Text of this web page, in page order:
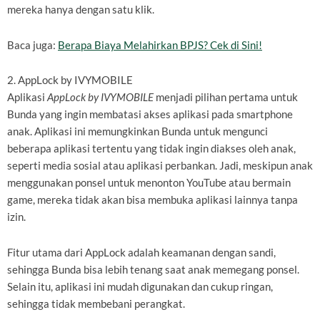
mereka hanya dengan satu klik.
Baca juga: Berapa Biaya Melahirkan BPJS? Cek di Sini!
2. AppLock by IVYMOBILE
Aplikasi AppLock by IVYMOBILE menjadi pilihan pertama untuk
Bunda yang ingin membatasi akses aplikasi pada smartphone
anak. Aplikasi ini memungkinkan Bunda untuk mengunci
beberapa aplikasi tertentu yang tidak ingin diakses oleh anak,
seperti media sosial atau aplikasi perbankan. Jadi, meskipun anak
menggunakan ponsel untuk menonton YouTube atau bermain
game, mereka tidak akan bisa membuka aplikasi lainnya tanpa
izin.
Fitur utama dari AppLock adalah keamanan dengan sandi,
sehingga Bunda bisa lebih tenang saat anak memegang ponsel.
Selain itu, aplikasi ini mudah digunakan dan cukup ringan,
sehingga tidak membebani perangkat.